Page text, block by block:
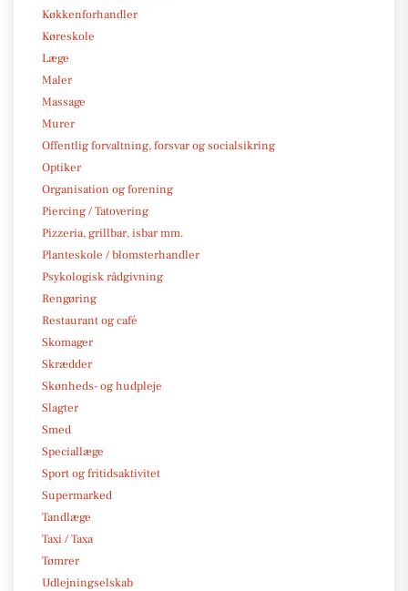
Køkkenforhandler
Køreskole
Læge
Maler
Massage
Murer
Offentlig forvaltning, forsvar og socialsikring
Optiker
Organisation og forening
Piercing / Tatovering
Pizzeria, grillbar, isbar mm.
Planteskole / blomsterhandler
Psykologisk rådgivning
Rengøring
Restaurant og café
Skomager
Skrædder
Skønheds- og hudpleje
Slagter
Smed
Speciallæge
Sport og fritidsaktivitet
Supermarked
Tandlæge
Taxi / Taxa
Tømrer
Udlejningselskab